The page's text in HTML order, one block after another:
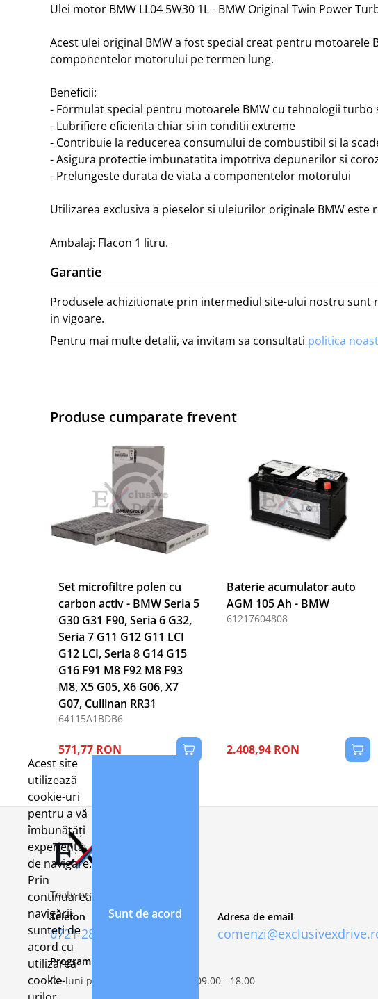
Ulei motor BMW LL04 5W30 1L - BMW Original Twin Power
Acest ulei original BMW a fost special creat pentru
componentelor motorului pe termen lung.
Beneficii:
- Formulat special pentru motoarele BMW cu tehnologii turbo
- Lubrifiere eficienta chiar si in conditii extreme
- Contribuie la reducerea consumului de combustibil si la
- Asigura protectie imbunatatita impotriva depunerilor si
- Prelungeste durata de viata a componentelor motorului
Utilizarea exclusiva a pieselor si uleiurilor originale BMW
Ambalaj: Flacon 1 litru.
Garantie
Produsele achizitionate prin intermediul site-ului nostru sunt
in vigoare.
Pentru mai multe detalii, va invitam sa consultati politica
Produse cumparate frevent
Set microfiltre polen cu
carbon activ - BMW Seria 5
G30 G31 F90, Seria 6 G32,
Seria 7 G11 G12 G11 LCI
G12 LCI, Seria 8 G14 G15
G16 F91 M8 F92 M8 F93
M8, X5 G05, X6 G06, X7
G07, Cullinan RR31
64115A1BDB6
571,77 RON
Baterie acumulator auto
AGM 105 Ah - BMW
61217604808
2.408,94 RON
Toate preturile includ TVA 21%
Telefon
0721 282 092
Adresa de email
Program de lucru
De luni pana vineri, intre orele 09.00 - 18.00
Acest site
utilizează
cookie-uri
pentru a vă
îmbunătăți
experiența
de navigare.
Prin
continuarea
navigării,
sunteți de
acord cu
utilizarea
cookie-
Sunt de acord